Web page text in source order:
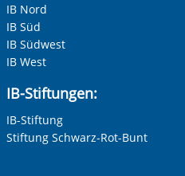
IB Nord
IB Süd
IB Südwest
IB West
IB-Stiftungen:
IB-Stiftung
Stiftung Schwarz-Rot-Bunt